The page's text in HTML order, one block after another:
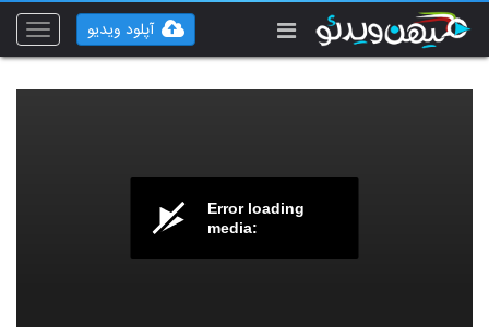
Toggle
آپلود ویدیو
Error loading
media: